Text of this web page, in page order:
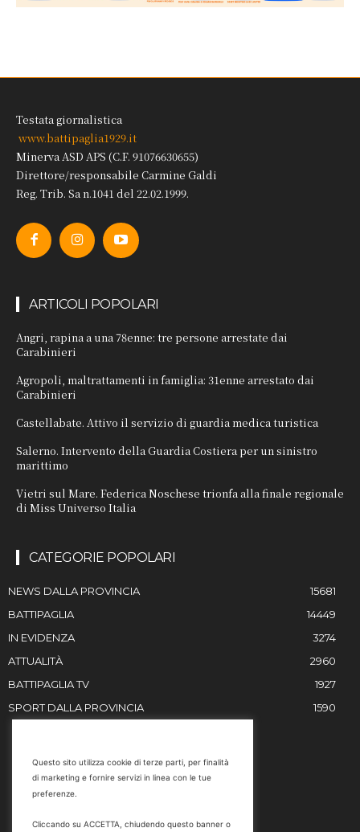
Testata giornalistica
www.battipaglia1929.it
Minerva ASD APS (C.F. 91076630655)
Direttore/responsabile Carmine Galdi
Reg. Trib. Sa n.1041 del 22.02.1999.
ARTICOLI POPOLARI
Angri, rapina a una 78enne: tre persone arrestate dai
Carabinieri
Agropoli, maltrattamenti in famiglia: 31enne arrestato dai
Carabinieri
Castellabate. Attivo il servizio di guardia medica turistica
Salerno. Intervento della Guardia Costiera per un sinistro
marittimo
Vietri sul Mare. Federica Noschese trionfa alla finale regionale
di Miss Universo Italia
CATEGORIE POPOLARI
NEWS DALLA PROVINCIA
15681
BATTIPAGLIA
14449
IN EVIDENZA
3274
ATTUALITÀ
2960
BATTIPAGLIA TV
1927
SPORT DALLA PROVINCIA
1590
Email
Questo sito utilizza cookie di terze parti, per finalità
di marketing e fornire servizi in linea con le tue
preferenze.
Cliccando su ACCETTA, chiudendo questo banner o